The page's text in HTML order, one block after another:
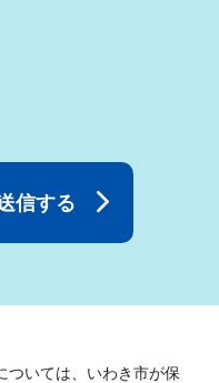
ついては、いわき市が保